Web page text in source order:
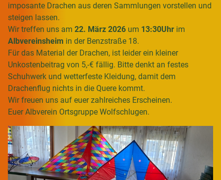
imposante Drachen aus deren Sammlungen vorstellen und
steigen lassen.
Wir treffen uns am 22. März 2026 um 13:30Uhr im
Albvereinsheim in der Benzstraße 18.
Für das Material der Drachen, ist leider ein kleiner
Unkostenbeitrag von 5,-€ fällig. Bitte denkt an festes
Schuhwerk und wetterfeste Kleidung, damit dem
Drachenflug nichts in die Quere kommt.
Wir freuen uns auf euer zahlreiches Erscheinen.
Euer Albverein Ortsgruppe Wolfschlugen.